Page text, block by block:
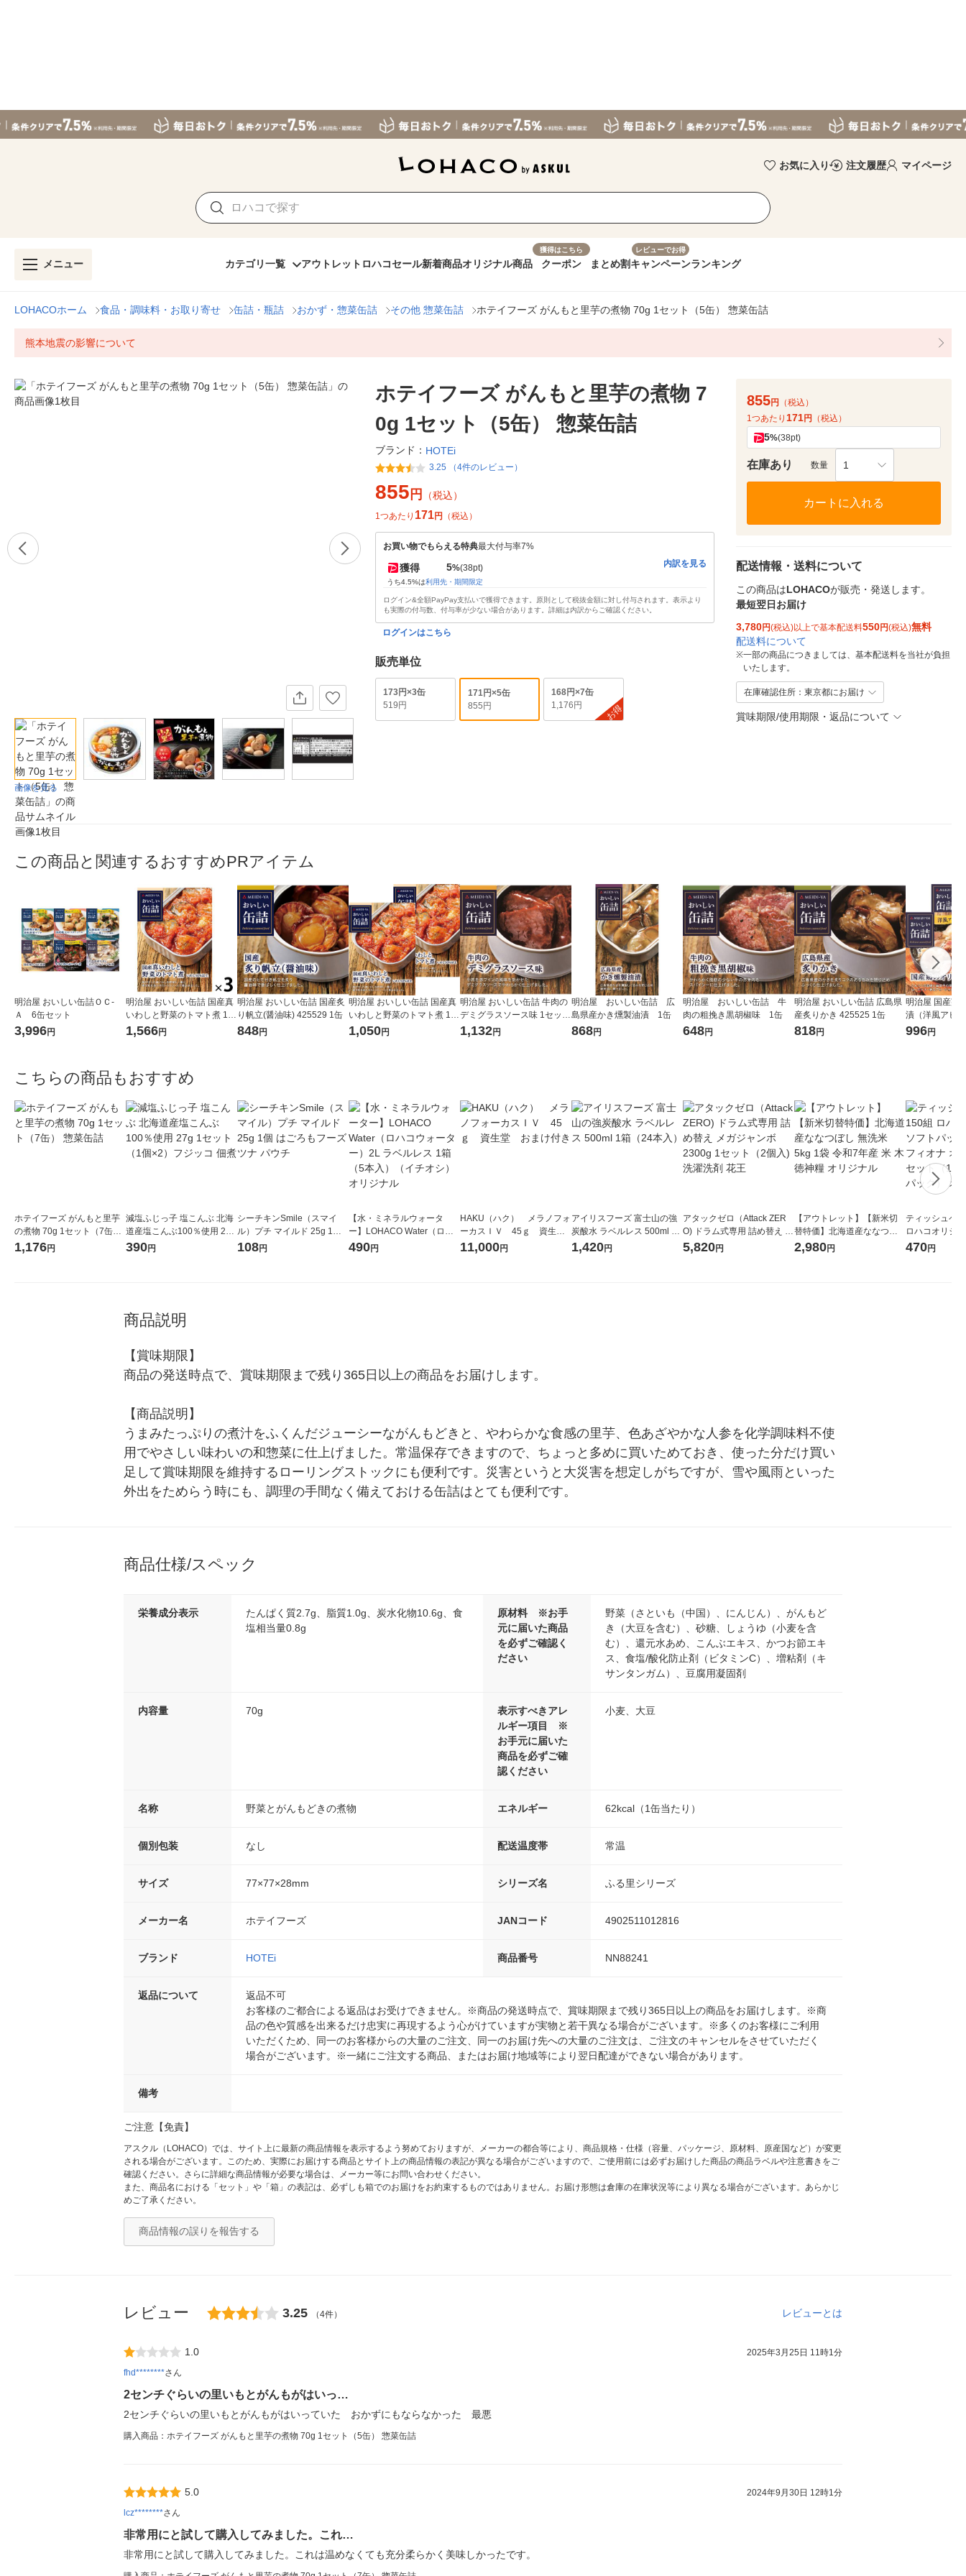
お気に入り 注文履歴 マイページ
メニュー カテゴリ一覧 アウトレット ロハコセール新着商品オリジナル商品
獲得はこちら
クーポン まとめ割
レビューでお得
キャンペーンランキング
LOHACOホーム 食品・調味料・お取り寄せ 缶詰・瓶詰 おかず・惣菜缶詰 その他 惣菜缶詰 ホテイフーズ がんもと里芋の煮物 70g 1セット（5缶） 惣菜缶詰
熊本地震の影響について
画像を見る
ホテイフーズ がんもと里芋の煮物 7
0g 1セット（5缶） 惣菜缶詰
ブランド： HOTEi
3.25 （4件のレビュー）
855 円 （税込）
1つあたり 171円 （税込）
お買い物でもらえる特典最大付与率7%
獲得 5%(38pt)
うち4.5%は利用先・期間限定
内訳を見る
ログイン&全額PayPay支払いで獲得できます。原則として税抜金額に対し付与されます。表示より
も実際の付与数、付与率が少ない場合があります。詳細は内訳からご確認ください。
ログインはこちら
販売単位
173円×3缶
519円
171円×5缶
855円
168円×7缶
1,176円
お得
855円
（税込）
1つあたり 171円 （税込）
5%(38pt)
在庫あり 数量 1
カートに入れる
配送情報・送料について
この商品はLOHACOが販売・発送します。
最短翌日お届け
3,780円(税込)以上で基本配送料550円(税込)無料
配送料について
※一部の商品につきましては、基本配送料を当社が負担
いたします。
在庫確認住所：東京都にお届け
賞味期限/使用期限・返品について
この商品と関連するおすすめPRアイテム
明治屋 おいしい缶詰ＯＣ‐
Ａ 6缶セット
3,996円
明治屋 おいしい缶詰 国産真
いわしと野菜のトマト煮 1セ
ット（3缶）
1,566円
明治屋 おいしい缶詰 国産炙
り帆立(醤油味) 425529 1缶
848円
明治屋 おいしい缶詰 国産真
いわしと野菜のトマト煮 1セ
ット（2缶）
1,050円
明治屋 おいしい缶詰 牛肉の
デミグラスソース味 1セット
（2缶）
1,132円
明治屋 おいしい缶詰 広
島県産かき燻製油漬 1缶
868円
明治屋 おいしい缶詰 牛
肉の粗挽き黒胡椒味 1缶
648円
明治屋 おいしい缶詰 広島県
産炙りかき 425525 1缶
818円
明治屋 国産鶏
漬（洋風アヒ
ト（2缶）
996円
こちらの商品もおすすめ
ホテイフーズ がんもと里芋
の煮物 70g 1セット（7缶）
惣菜缶詰
1,176円
減塩ふじっ子 塩こんぶ 北海
道産塩こんぶ100％使用 27g
1セット（1個×2）フジッコ
390円
シーチキンSmile（スマイ
ル）プチ マイルド 25g 1個
はごろもフーズ ツナ パウチ
108円
【水・ミネラルウォータ
ー】LOHACO Water（ロハ
コウォーター）2L ラベルレ
490円
HAKU（ハク） メラノフォ
ーカスＩＶ 45ｇ 資生
堂 おまけ付き
11,000円
アイリスフーズ 富士山の強
炭酸水 ラベルレス 500ml 1
箱（24本入）
1,420円
アタックゼロ（Attack ZER
O) ドラム式専用 詰め替え メ
ガジャンボ 2300g 1セット
5,820円
【アウトレット】【新米切
替特価】北海道産ななつぼ
し 無洗米 5kg 1袋 令和7年産
2,980円
ティッシュペ
ロハコオリジ
ックティッシ
470円
商品説明
【賞味期限】
商品の発送時点で、賞味期限まで残り365日以上の商品をお届けします。
【商品説明】
うまみたっぷりの煮汁をふくんだジューシーながんもどきと、やわらかな食感の里芋、色あざやかな人参を化学調味料不使
用でやさしい味わいの和惣菜に仕上げました。常温保存できますので、ちょっと多めに買いためておき、使った分だけ買い
足して賞味期限を維持するローリングストックにも便利です。災害というと大災害を想定しがちですが、雪や風雨といった
外出をためらう時にも、調理の手間なく備えておける缶詰はとても便利です。
商品仕様/スペック
栄養成分表示
たんぱく質2.7g、脂質1.0g、炭水化物10.6g、食
塩相当量0.8g
原材料 ※お手
元に届いた商品
を必ずご確認く
ださい
野菜（さといも（中国）、にんじん）、がんもど
き（大豆を含む）、砂糖、しょうゆ（小麦を含
む）、還元水あめ、こんぶエキス、かつお節エキ
ス、食塩/酸化防止剤（ビタミンC）、増粘剤（キ
サンタンガム）、豆腐用凝固剤
内容量 70g
表示すべきアレ
ルギー項目 ※
お手元に届いた
商品を必ずご確
認ください
小麦、大豆
名称 野菜とがんもどきの煮物 エネルギー 62kcal（1缶当たり）
個別包装 なし 配送温度帯 常温
サイズ 77×77×28mm シリーズ名 ふる里シリーズ
メーカー名 ホテイフーズ JANコード 4902511012816
ブランド HOTEi 商品番号 NN88241
返品について
返品不可
お客様のご都合による返品はお受けできません。※商品の発送時点で、賞味期限まで残り365日以上の商品をお届けします。※商
品の色や質感を出来るだけ忠実に再現するよう心がけていますが実物と若干異なる場合がございます。※多くのお客様にご利用
いただくため、同一のお客様からの大量のご注文、同一のお届け先への大量のご注文は、ご注文のキャンセルをさせていただく
場合がございます。※一緒にご注文する商品、またはお届け地域等により翌日配達ができない場合があります。
備考
ご注意【免責】
アスクル（LOHACO）では、サイト上に最新の商品情報を表示するよう努めておりますが、メーカーの都合等により、商品規格・仕様（容量、パッケージ、原材料、原産国など）が変更
される場合がございます。このため、実際にお届けする商品とサイト上の商品情報の表記が異なる場合がございますので、ご使用前には必ずお届けした商品の商品ラベルや注意書きをご
確認ください。さらに詳細な商品情報が必要な場合は、メーカー等にお問い合わせください。
また、商品名における「セット」や「箱」の表記は、必ずしも箱でのお届けをお約束するものではありません。お届け形態は倉庫の在庫状況等により異なる場合がございます。あらかじ
めご了承ください。
商品情報の誤りを報告する
レビュー 3.25 （4件） レビューとは
1.0
2025年3月25日 11時1分
fhd********さん
2センチぐらいの里いもとがんもがはいっ…
2センチぐらいの里いもとがんもがはいっていた おかずにもならなかった 最悪
購入商品：ホテイフーズ がんもと里芋の煮物 70g 1セット（5缶） 惣菜缶詰
5.0
2024年9月30日 12時1分
lcz********さん
非常用にと試して購入してみました。これ…
非常用にと試して購入してみました。これは温めなくても充分柔らかく美味しかったです。